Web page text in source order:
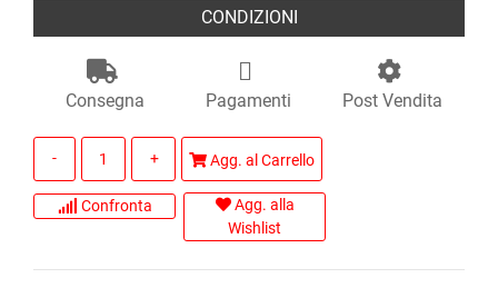
CONDIZIONI
Consegna Pagamenti Post Vendita
Agg. al Carrello
Confronta
Agg. alla
Wishlist